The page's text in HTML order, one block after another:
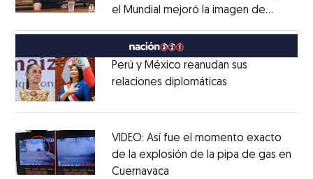
el Mundial mejoró la imagen de
Opens in new window
Perú y México reanudan sus
relaciones diplomáticas
VIDEO: Así fue el momento exacto
de la explosión de la pipa de gas en
Cuernavaca